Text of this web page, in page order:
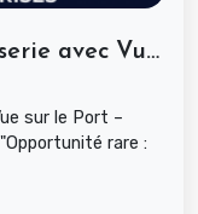
À VENDRE – Superbe Brasserie avec Vue...
sur le Port –
rare :